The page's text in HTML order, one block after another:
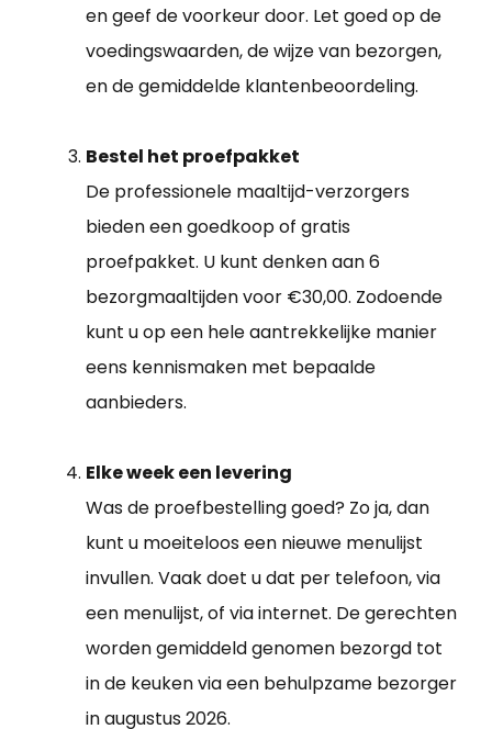
en geef de voorkeur door. Let goed op de
voedingswaarden, de wijze van bezorgen,
en de gemiddelde klantenbeoordeling.
Bestel het proefpakket
De professionele maaltijd-verzorgers
bieden een goedkoop of gratis
proefpakket. U kunt denken aan 6
bezorgmaaltijden voor €30,00. Zodoende
kunt u op een hele aantrekkelijke manier
eens kennismaken met bepaalde
aanbieders.
Elke week een levering
Was de proefbestelling goed? Zo ja, dan
kunt u moeiteloos een nieuwe menulijst
invullen. Vaak doet u dat per telefoon, via
een menulijst, of via internet. De gerechten
worden gemiddeld genomen bezorgd tot
in de keuken via een behulpzame bezorger
in augustus 2026.